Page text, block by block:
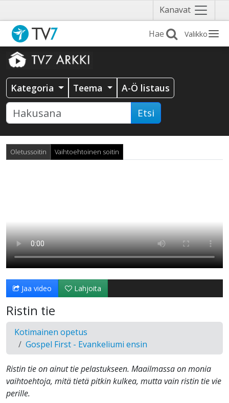
Kanavat Näytä
valikko
Valikko
Kategoria Teema A-Ö listaus
Etsi
Oletussoitin Vaihtoehtoinen soitin
Jaa video Lahjoita
Ristin tie
Kotimainen opetus
Gospel First - Evankeliumi ensin
Ristin tie on ainut tie pelastukseen. Maailmassa on monia
vaihtoehtoja, mitä tietä pitkin kulkea, mutta vain ristin tie vie
perille.